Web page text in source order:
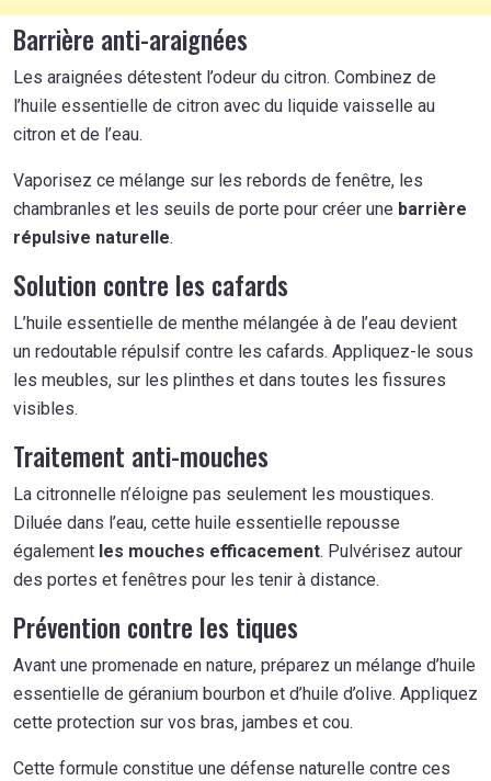
Barrière anti-araignées
Les araignées détestent l’odeur du citron. Combinez de
l’huile essentielle de citron avec du liquide vaisselle au
citron et de l’eau.
Vaporisez ce mélange sur les rebords de fenêtre, les
chambranles et les seuils de porte pour créer une barrière
répulsive naturelle.
Solution contre les cafards
L’huile essentielle de menthe mélangée à de l’eau devient
un redoutable répulsif contre les cafards. Appliquez-le sous
les meubles, sur les plinthes et dans toutes les fissures
visibles.
Traitement anti-mouches
La citronnelle n’éloigne pas seulement les moustiques.
Diluée dans l’eau, cette huile essentielle repousse
également les mouches efficacement. Pulvérisez autour
des portes et fenêtres pour les tenir à distance.
Prévention contre les tiques
Avant une promenade en nature, préparez un mélange d’huile
essentielle de géranium bourbon et d’huile d’olive. Appliquez
cette protection sur vos bras, jambes et cou.
Cette formule constitue une défense naturelle contre ces